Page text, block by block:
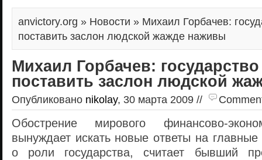
anvictory.org » Новости » Михаил Горбачев:
поставить заслон людской жажде наживы
Михаил Горбачев:
поставить заслон людской
Опубликовано nikolay, 30 марта 2009 //
Обострение мирового финансово-
вынуждает искать новые ответы на
о роли государства, считает бывший